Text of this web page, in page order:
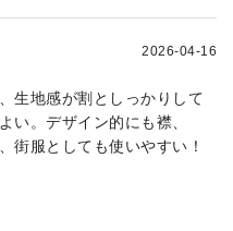
2026-04-16
生地感が割としっかりして
い。デザイン的にも襟、
街服としても使いやすい！